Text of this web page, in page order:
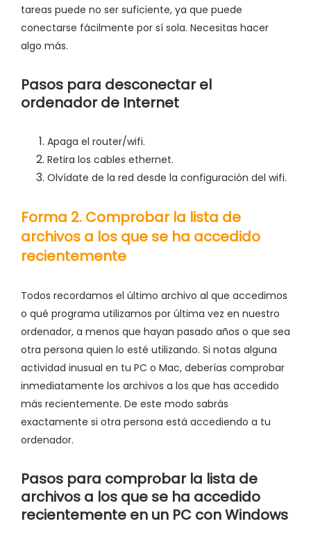
tareas puede no ser suficiente, ya que puede
conectarse fácilmente por sí sola. Necesitas hacer
algo más.
Pasos para desconectar el
ordenador de Internet
Apaga el router/wifi.
Retira los cables ethernet.
Olvídate de la red desde la configuración del wifi.
Forma 2. Comprobar la lista de
archivos a los que se ha accedido
recientemente
Todos recordamos el último archivo al que accedimos
o qué programa utilizamos por última vez en nuestro
ordenador, a menos que hayan pasado años o que sea
otra persona quien lo esté utilizando. Si notas alguna
actividad inusual en tu PC o Mac, deberías comprobar
inmediatamente los archivos a los que has accedido
más recientemente. De este modo sabrás
exactamente si otra persona está accediendo a tu
ordenador.
Pasos para comprobar la lista de
archivos a los que se ha accedido
recientemente en un PC con Windows